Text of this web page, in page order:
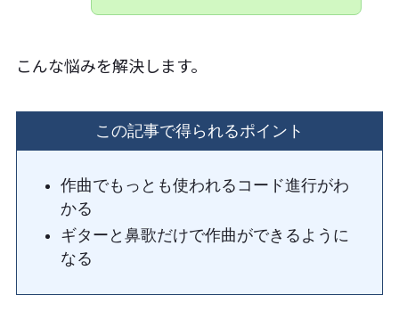
こんな悩みを解決します。
この記事で得られるポイント
作曲でもっとも使われるコード進行がわ
かる
ギターと鼻歌だけで作曲ができるように
なる